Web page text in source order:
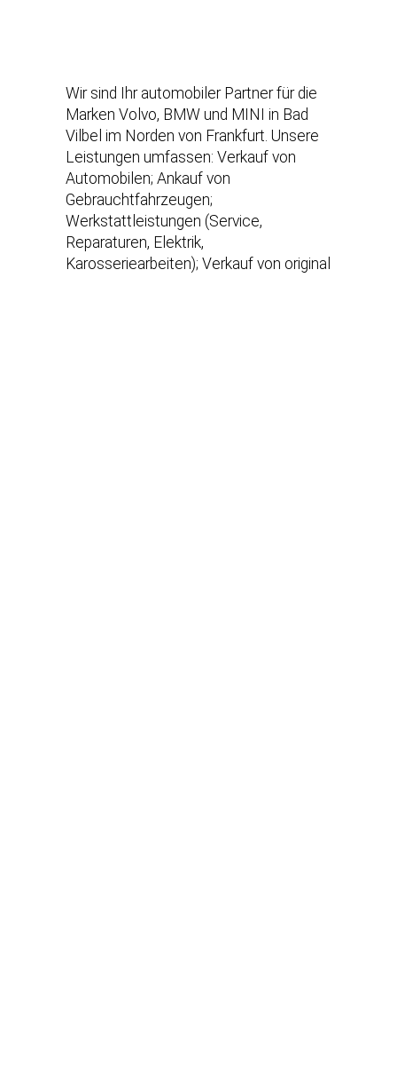
Wir sind Ihr automobiler Partner für die
Marken Volvo, BMW und MINI in Bad
Vilbel im Norden von Frankfurt. Unsere
Leistungen umfassen: Verkauf von
Automobilen; Ankauf von
Gebrauchtfahrzeugen;
Werkstattleistungen (Service,
Reparaturen, Elektrik,
Karosseriearbeiten); Verkauf von original